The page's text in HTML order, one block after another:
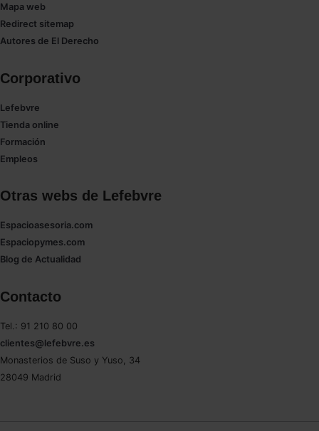
Mapa web
Redirect sitemap
Autores de El Derecho
Corporativo
Lefebvre
Tienda online
Formación
Empleos
Otras webs de Lefebvre
Espacioasesoria.com
Espaciopymes.com
Blog de Actualidad
Contacto
Tel.: 91 210 80 00
clientes@lefebvre.es
Monasterios de Suso y Yuso, 34
28049 Madrid